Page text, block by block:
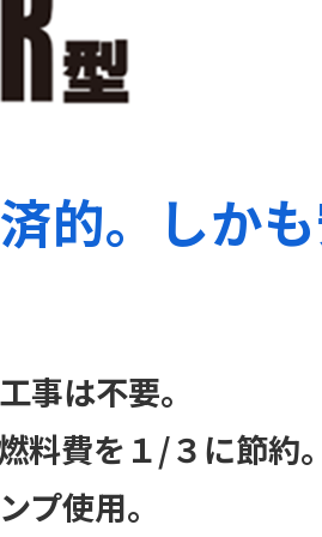
的。しか
事は不要。
費を１/３に節約。
使用。